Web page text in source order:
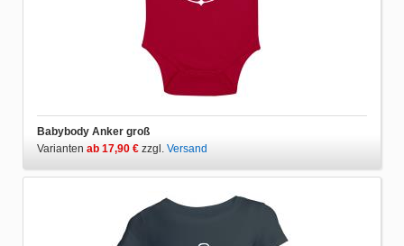
Babybody Anker groß
Varianten ab 17,90 € zzgl. Versand